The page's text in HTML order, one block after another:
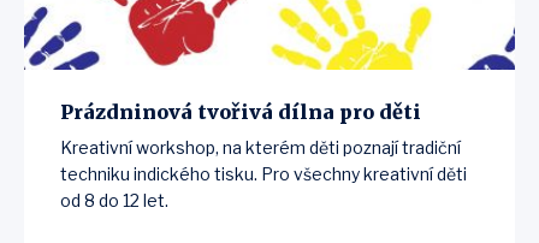
Prázdninová tvořivá dílna pro děti
Kreativní workshop, na kterém děti poznají tradiční
techniku indického tisku. Pro všechny kreativní děti
od 8 do 12 let.